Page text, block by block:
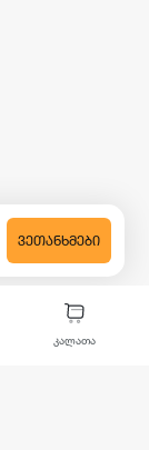
კალათა
ᲕᲔᲗᲐᲜᲮᲛᲔᲑᲘ